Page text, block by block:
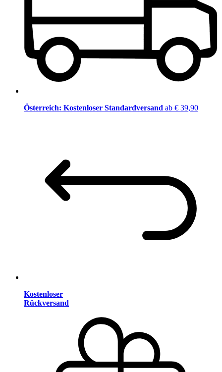
Österreich: Kostenloser Standardversand ab € 39,90
Kostenloser
Rückversand